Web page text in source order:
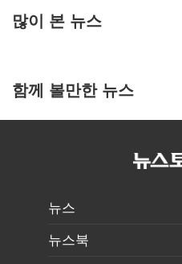
많이 본 뉴스
함께 볼만한 뉴스
뉴스
뉴스북